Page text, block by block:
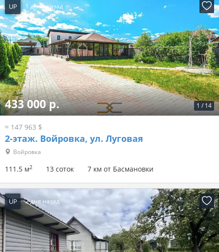
UP 1 день назад
1 / 14
433 000 р.
≈ 147 963 $
2-этаж. Войровка, ул. Луговая
Войровка
111.5 м2 13 соток 7 км от Басмановки
UP 2 дня назад